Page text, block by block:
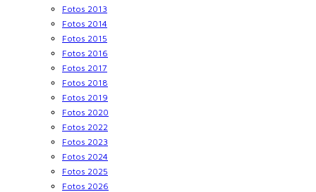
Fotos 2013
Fotos 2014
Fotos 2015
Fotos 2016
Fotos 2017
Fotos 2018
Fotos 2019
Fotos 2020
Fotos 2022
Fotos 2023
Fotos 2024
Fotos 2025
Fotos 2026